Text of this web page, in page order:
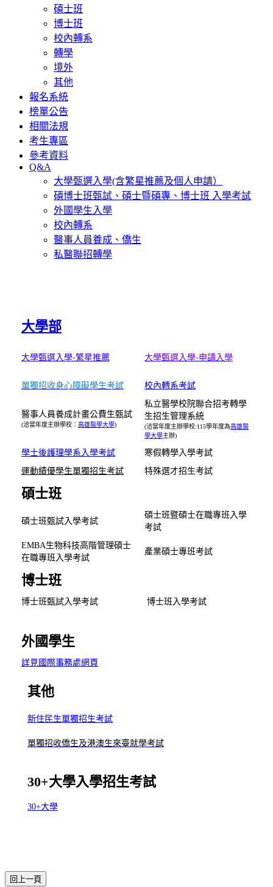
碩士班
博士班
校內轉系
轉學
境外
其他
報名系統
榜單公告
相關法規
考生專區
參考資料
Q&A
大學甄選入學(含繁星推薦及個人申請）
碩博士班甄試、碩士暨碩專、博士班 入學考試
外國學生入學
校內轉系
醫事人員養成、僑生
私醫聯招轉學
大學部
大學甄選入學-繁星推薦 大學甄選入學-申請入學
單獨招收身心障礙學生考試 校內轉系考試
醫事人員養成計畫公費生甄試
(洽當年度主辦學校： 高雄醫學大學)
私立醫學校院聯合招考轉學
生招生管理系統
(洽當年度主辦學校:115學年度為高雄醫
學大學主辦)
學士後護理學系入學考試
寒假轉學入學考試
運動績優學生單獨招生考試
特殊選才招生考試
碩士班
碩士班甄試入學考試
碩士班暨碩士在職專班入學
考試
EMBA生物科技高階管理碩士
在職專班入學考試
產業碩士專班考試
博士班
博士班甄試入學考試 博士班入學考試
外國學生
詳見國際事務處網頁
其他
新住民生單獨招生考試
單獨招收僑生及港澳生來臺就學考試
30+大學入學招生考試
30+大學